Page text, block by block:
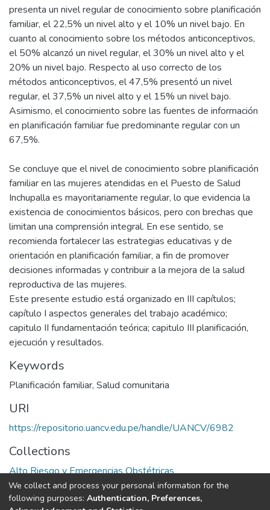
presenta un nivel regular de conocimiento sobre planificación
familiar, el 22,5% un nivel alto y el 10% un nivel bajo. En
cuanto al conocimiento sobre los métodos anticonceptivos,
el 50% alcanzó un nivel regular, el 30% un nivel alto y el
20% un nivel bajo. Respecto al uso correcto de los
métodos anticonceptivos, el 47,5% presentó un nivel
regular, el 37,5% un nivel alto y el 15% un nivel bajo.
Asimismo, el conocimiento sobre las fuentes de información
en planificación familiar fue predominante regular con un
67,5%.
Se concluye que el nivel de conocimiento sobre planificación
familiar en las mujeres atendidas en el Puesto de Salud
Inchupalla es mayoritariamente regular, lo que evidencia la
existencia de conocimientos básicos, pero con brechas que
limitan una comprensión integral. En ese sentido, se
recomienda fortalecer las estrategias educativas y de
orientación en planificación familiar, a fin de promover
decisiones informadas y contribuir a la mejora de la salud
reproductiva de las mujeres.
Este presente estudio está organizado en III capítulos;
capítulo I aspectos generales del trabajo académico;
capitulo II fundamentación teórica; capitulo III planificación,
ejecución y resultados.
Keywords
Planificación familiar, Salud comunitaria
URI
https://repositorio.uancv.edu.pe/handle/UANCV/6982
Collections
Alto Riesgo y Emergencias Obstétricas
Full item page
We collect and process your personal information for the
following purposes: Authentication, Preferences,